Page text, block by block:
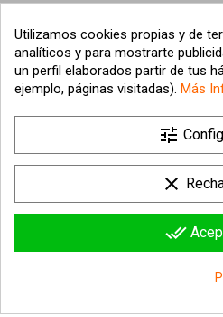
Información sobre la tienda
Utilizamos cookies propias y de
analíticos y para mostrarte
un perfil elaborados partir de tus
ejemplo, páginas visitadas). Más
tune
clear
done_all